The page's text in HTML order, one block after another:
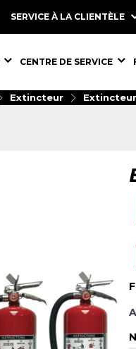
SERVICE À LA CLIENTÈLE
ÉQUIPEMENTS,
CENTRE DE SERVICE
Extincteur